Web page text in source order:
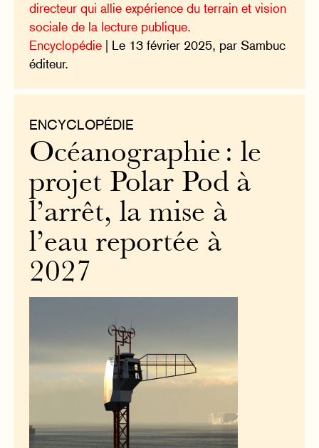
directeur qui allie expérience du terrain et vision
sociale de la lecture publique.
Encyclopédie | Le 13 février 2025, par Sambuc
éditeur.
ENCYCLOPÉDIE
Océanographie : le
projet Polar Pod à
l’arrêt, la mise à
l’eau reportée à
2027